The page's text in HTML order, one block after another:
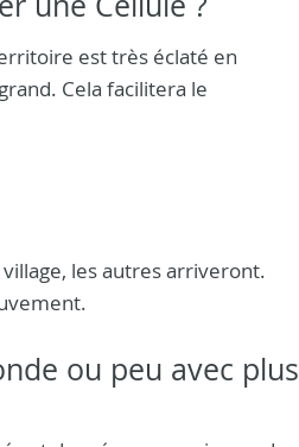
est très éclaté en
Cela facilitera le
les autres arriveront.
ou peu avec plus